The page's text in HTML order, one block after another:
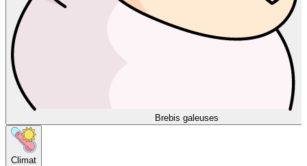
Brebis galeuses
Climat